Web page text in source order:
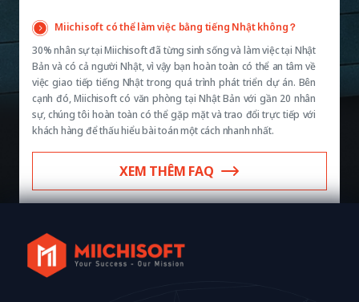
Miichisoft có thể làm việc bằng tiếng Nhật không？
30% nhân sự tại Miichisoft đã từng sinh sống và làm việc tại Nhật
Bản và có cả người Nhật, vì vậy bạn hoàn toàn có thể an tâm về
việc giao tiếp tiếng Nhật trong quá trình phát triển dự án. Bên
cạnh đó, Miichisoft có văn phòng tại Nhật Bản với gần 20 nhân
sự, chúng tôi hoàn toàn có thể gặp mặt và trao đổi trực tiếp với
khách hàng để thấu hiểu bài toán một cách nhanh nhất.
XEM THÊM FAQ